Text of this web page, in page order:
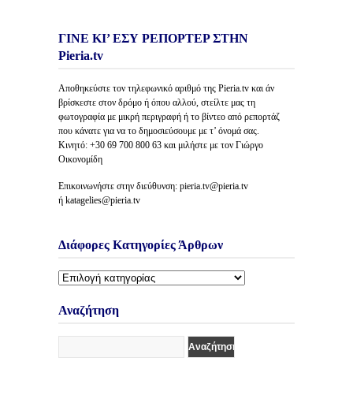
ΓΙΝΕ ΚΙ’ ΕΣΥ ΡΕΠΟΡΤΕΡ ΣΤΗΝ
Pieria.tv
Αποθηκεύστε τον τηλεφωνικό αριθμό της Pieria.tv και άν
βρίσκεστε στον δρόμο ή όπου αλλού, στείλτε μας τη
φωτογραφία με μικρή περιγραφή ή το βίντεο από ρεπορτάζ
που κάνατε για να το δημοσιεύσουμε με τ’ όνομά σας.
Κινητό: +30 69 700 800 63 και μιλήστε με τον Γιώργο
Οικονομίδη
Επικοινωνήστε στην διεύθυνση: pieria.tv@pieria.tv
ή katagelies@pieria.tv
Διάφορες Κατηγορίες Άρθρων
Διάφορες
Άρθρων
Αναζήτηση